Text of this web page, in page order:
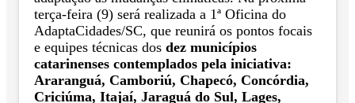
terça-feira (9) será realizada a 1ª Oficina do
AdaptaCidades/SC, que reunirá os pontos focais
e equipes técnicas dos dez municípios
catarinenses contemplados pela iniciativa:
Araranguá, Camboriú, Chapecó, Concórdia,
Criciúma, Itajaí, Jaraguá do Sul, Lages,